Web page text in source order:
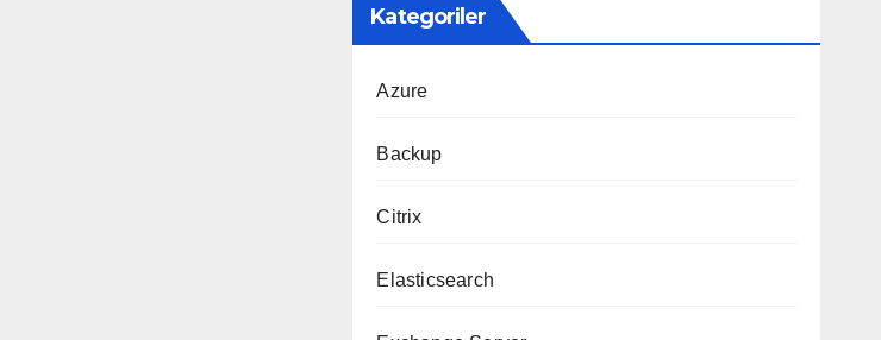
Kategoriler
Azure
Backup
Citrix
Elasticsearch